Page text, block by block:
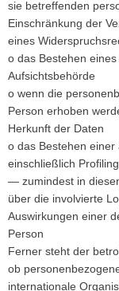
sie betreffenden
Einschränkung der
eines
o das Bestehen
Aufsichtsbehörde
o wenn die
Person erhoben
Herkunft der Daten
o das Bestehen
einschließlich
— zumindest in
über die involvierte
Auswirkungen einer
Person
Ferner steht der
ob
internationale